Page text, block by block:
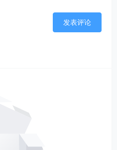
发表评论